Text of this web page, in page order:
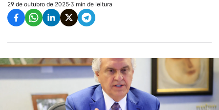
29 de outubro de 2025·3 min de leitura